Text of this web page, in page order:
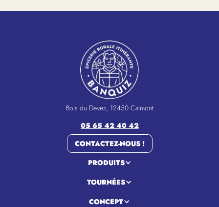
Bois du Devez, 12450 Calmont
05 65 42 40 42
CONTACTEZ-NOUS !
PRODUITS
TOURNÉES
CONCEPT